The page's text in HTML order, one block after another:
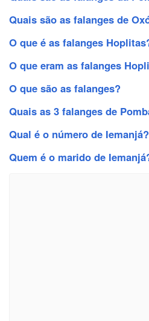
Quais são as falanges de
O que é as falanges
O que eram as falanges
O que são as falanges?
Quais as 3 falanges de
Qual é o número de Iemanjá?
Quem é o marido de